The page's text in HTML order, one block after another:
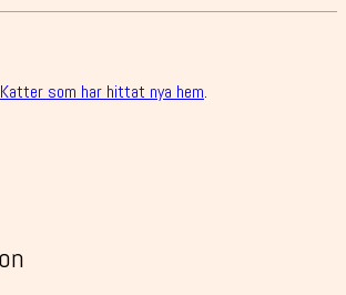
Katter som har hittat nya hem.